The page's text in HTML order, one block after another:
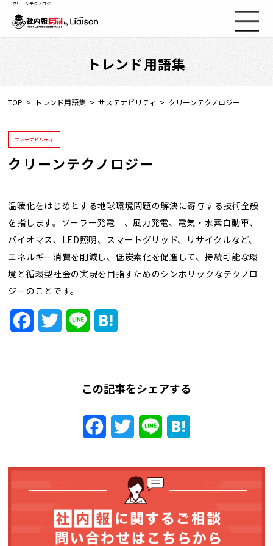
社内報ノウハウ
セミナー情報
Web社内報
資料コーナー
動画コーナー
支援実績
トレンド用語集
社長ブログ
クリーンテクノロジー
トレンド用語集
TOP トレンド用語集 サステナビリティ クリーンテクノロジー
サステナビリティ
クリーンテクノロジー
温暖化をはじめとする地球環境問題の解決に寄与する技術全般
を指します。ソーラー発電 、風力発電、電気・水素自動車、
バイオマス、LED照明、スマートグリッド、リサイクルなど、
エネルギー消費を削減し、低炭素化を促進して、持続可能な環
境と循環型社会の実現を目指すためのシンボリックなテクノロ
ジーのことです。
FacebookTwitter Line
この記事をシェアする
FacebookTwitter Line